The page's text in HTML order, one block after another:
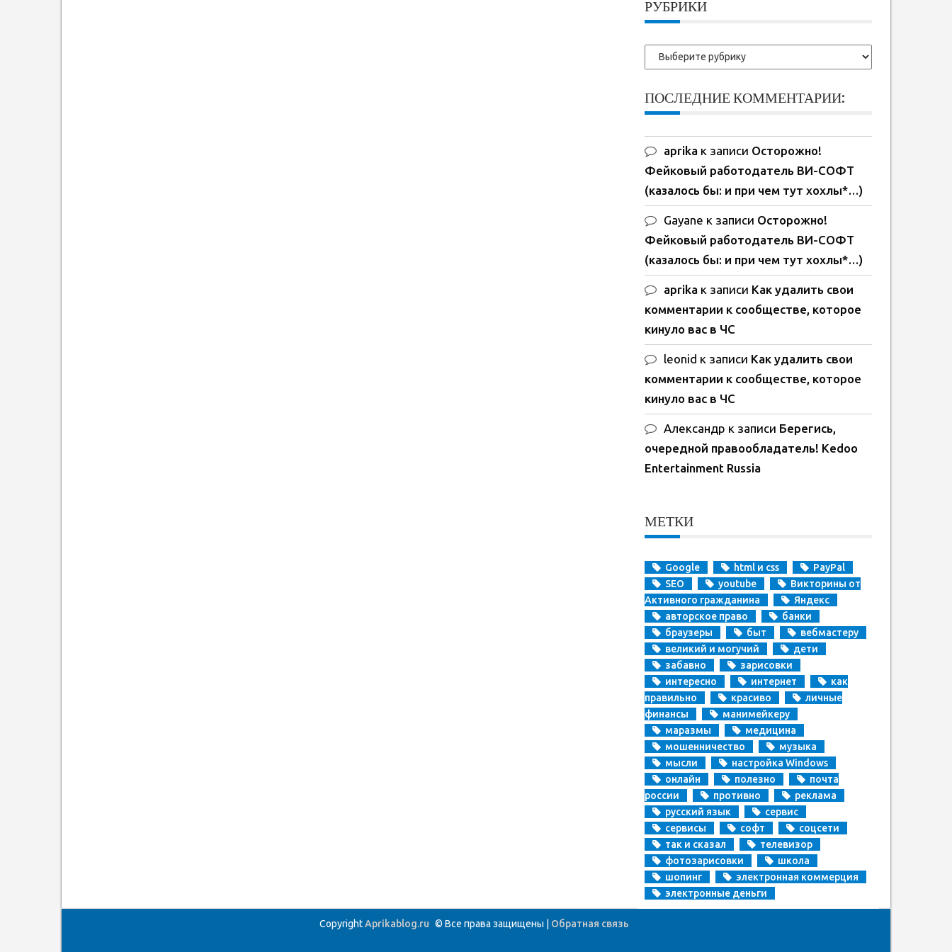
РУБРИКИ
Рубрики
ПОСЛЕДНИЕ КОММЕНТАРИИ:
aprikaк записи Осторожно!
Фейковый работодатель ВИ-СОФТ
(казалось бы: и при чем тут хохлы*…)
Gayane к записи Осторожно!
Фейковый работодатель ВИ-СОФТ
(казалось бы: и при чем тут хохлы*…)
aprikaк записи Как удалить свои
комментарии к сообществе, которое
кинуло вас в ЧС
leonid к записи Как удалить свои
комментарии к сообществе, которое
кинуло вас в ЧС
Александр к записи Берегись,
очередной правообладатель! Kedoo
Entertainment Russia
МЕТКИ
Google html и css
PayPal
SEO
youtube
Викторины от
Активного гражданина
Яндекс
авторское право
банки
браузеры
быт
вебмастеру
великий и могучий
дети
забавно
зарисовки
интересно
интернет
как
правильно
красиво
личные
финансы
манимейкеру
маразмы
медицина
мошенничество
музыка
мысли
настройка Windows
онлайн
полезно
почта
россии
противно
реклама
русский язык
сервис
сервисы
софт
соцсети
так и сказал
телевизор
фотозарисовки
школа
шопинг
электронная коммерция
электронные деньги
CopyrightAprikablog.ru © Все права защищены | Обратная связь